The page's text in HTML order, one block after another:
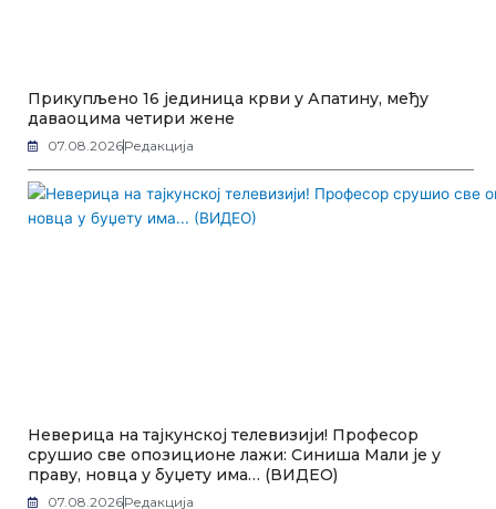
Прикупљено 16 јединица крви у Апатину, међу
даваоцима четири жене
07.08.2026Редакција
Неверица на тајкунској телевизији! Професор
срушио све опозиционе лажи: Синиша Мали је у
праву, новца у буџету има… (ВИДЕО)
07.08.2026Редакција